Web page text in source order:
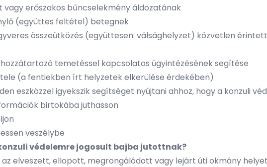
vagy erőszakos bűncselekmény áldozatának
(együttes feltétel) betegnek
összeütközés (együttesen: válsághelyzet) közvetlen
temetéssel kapcsolatos ügyintézésének segítése
(a fentiekben írt helyzetek elkerülése érdekében)
eszközzel igyekszik segítséget nyújtani ahhoz, hogy a konzuli
birtokába juthasson
veszélybe
védelemre jogosult bajba jutottnak?
elveszett, ellopott, megrongálódott vagy lejárt úti okmány